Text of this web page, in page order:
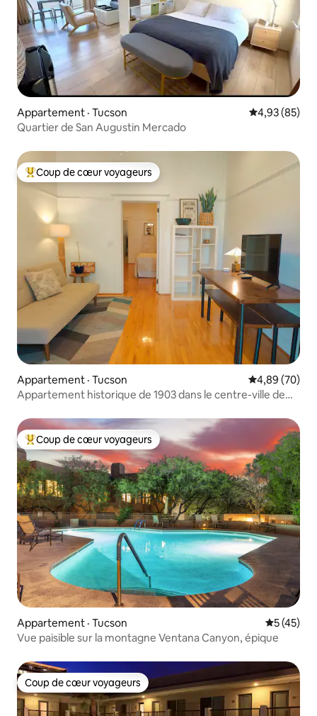
Appartement · Tucson Note
4,93 (85)
Quartier de San Augustin Mercado
Coup de cœur voyageurs parmi les plus aimés
Coup de cœur voyageurs
Appartement · Tucson Note
4,89 (70)
Appartement historique de 1903 dans le centre-ville de
Coup de cœur voyageurs parmi les plus aimés
Coup de cœur voyageurs
Appartement · Tucson Note
5 (45)
Vue paisible sur la montagne Ventana Canyon, épique
Coup de cœur voyageurs
Coup de cœur voyageurs